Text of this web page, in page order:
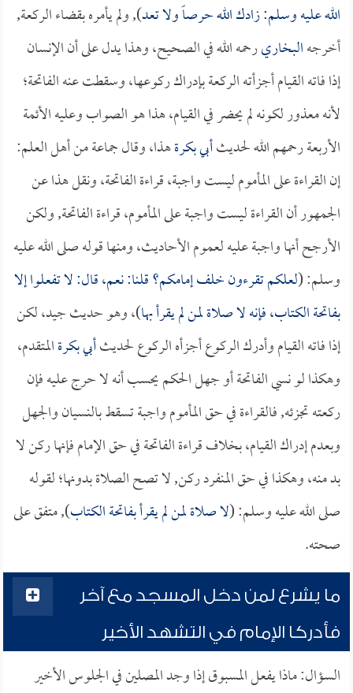
الله عليه وسلم: زادك الله حرصاً ولا تعد), ولم يأمره بقضاء الركعة,
أخرجهالبخاريرحمه الله في الصحيح، وهذا يدل على أن الإنسان
إذا فاته القيام أجزأته الركعة بإدراك ركوعها، وسقطت عنه الفاتحة؛
لأنه معذور لكونه لم يحضر في القيام، هذا هو الصواب وعليه الأئمة
الأربعة رحمهم الله لحديثأبي بكرةهذا، وقال جماعة من أهل العلم:
إن القراءة على المأموم ليست واجبة، قراءة الفاتحة، ونقل هذا عن
الجمهور أن القراءة ليست واجبة على المأموم، قراءة الفاتحة, ولكن
الأرجح أنها واجبة عليه لعموم الأحاديث، ومنها قوله صلى الله عليه
وسلم: (لعلكم تقرءون خلف إمامكم؟ قلنا: نعم، قال: لا تفعلوا إلا
بفاتحة الكتاب، فإنه لا صلاة لمن لم يقرأ بها)، وهو حديث جيد، لكن
إذا فاته القيام وأدرك الركوع أجزأه الركوع لحديثأبي بكرةالمتقدم،
وهكذا لو نسي الفاتحة أو جهل الحكم يحسب أنه لا حرج عليه فإن
ركعته تجزئه, فالقراءة في حق المأموم واجبة تسقط بالنسيان والجهل
وبعدم إدراك القيام، بخلاف قراءة الفاتحة في حق الإمام فإنها ركن لا
بد منه، وهكذا في حق المنفرد ركن, لا تصح الصلاة بدونها؛ لقوله
صلى الله عليه وسلم: (لا صلاة لمن لم يقرأ بفاتحة الكتاب), متفق على
صحته.
ما يشرع لمن دخل المسجد مع آخر
فأدركا الإمام في التشهد الأخير
السؤال: ماذا يفعل المسبوق إذا وجد المصلين في الجلوس الأخير